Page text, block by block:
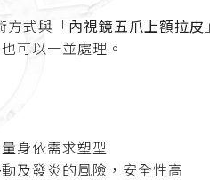
式與「 內視鏡五爪上額拉皮
可以一並處理。
身依需求塑型
及發炎的風險，安全性高